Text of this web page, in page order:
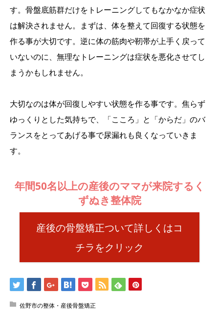
す。骨盤底筋群だけをトレーニングしてもなかなか症状
は解決されません。まずは、体を整えて回復する状態を
作る事が大切です。逆に体の筋肉や靭帯が上手く戻って
いないのに、無理なトレーニングは症状を悪化させてし
まうかもしれません。
大切なのは体が回復しやすい状態を作る事です。焦らず
ゆっくりとした気持ちで、「こころ」と「からだ」のバ
ランスをとってあげる事で尿漏れも良くなっていきま
す。
年間50名以上の産後のママが来院するく
ずぬき整体院
産後の骨盤矯正ついて詳しくはコ
チラをクリック
佐野市の整体・産後骨盤矯正